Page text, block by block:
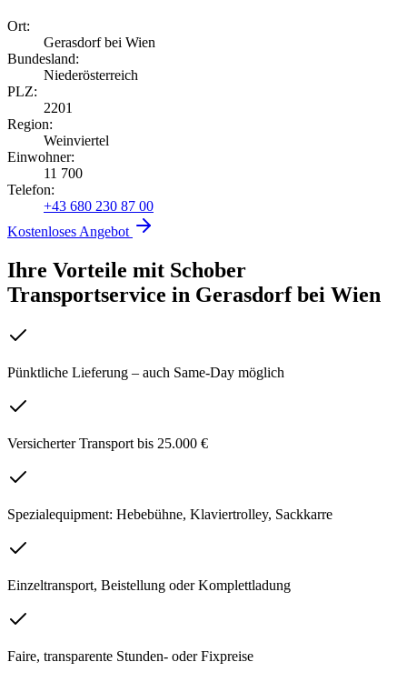
Ort:
Gerasdorf bei Wien
Bundesland:
Niederösterreich
PLZ:
2201
Region:
Weinviertel
Einwohner:
11 700
Telefon:
+43 680 230 87 00
Kostenloses Angebot
Ihre Vorteile mit Schober
Transportservice in Gerasdorf bei Wien
Pünktliche Lieferung – auch Same-Day möglich
Versicherter Transport bis 25.000 €
Spezialequipment: Hebebühne, Klaviertrolley, Sackkarre
Einzeltransport, Beistellung oder Komplettladung
Faire, transparente Stunden- oder Fixpreise